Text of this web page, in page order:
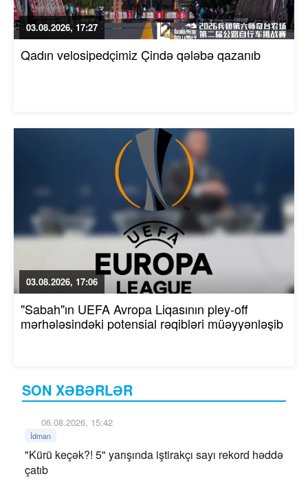
SON XƏBƏRLƏR
06.08.2026, 15:42
İdman
"Kürü keçək?! 5" yarışında iştirakçı sayı rekord həddə
çatıb
03.08.2026, 17:27
Qadın velosipedçimiz Çində qələbə qazanıb
03.08.2026, 17:06
"Sabah"ın UEFA Avropa Liqasının pley-off
mərhələsindəki potensial rəqibləri müəyyənləşib